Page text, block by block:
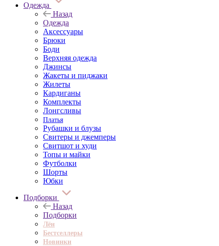
Одежда
Назад
Одежда
Аксессуары
Брюки
Боди
Верхняя одежда
Джинсы
Жакеты и пиджаки
Жилеты
Кардиганы
Комплекты
Лонгсливы
Платья
Рубашки и блузы
Свитеры и джемперы
Свитшот и худи
Топы и майки
Футболки
Шорты
Юбки
Подборки
Назад
Подборки
Лён
Бестселлеры
Новинки